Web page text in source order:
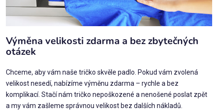
Výměna velikosti zdarma a bez zbytečných
otázek
Chceme, aby vám naše tričko skvěle padlo. Pokud vám zvolená
velikost nesedí, nabízíme výměnu zdarma – rychle a bez
komplikací. Stačí nám tričko nepoškozené a nenošené poslat zpět
a my vám zašleme správnou velikost bez dalších nákladů.